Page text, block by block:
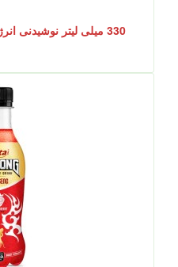
330 میلی لیتر نوشیدنی انرژی زا قوی با جنسینگ اصلی